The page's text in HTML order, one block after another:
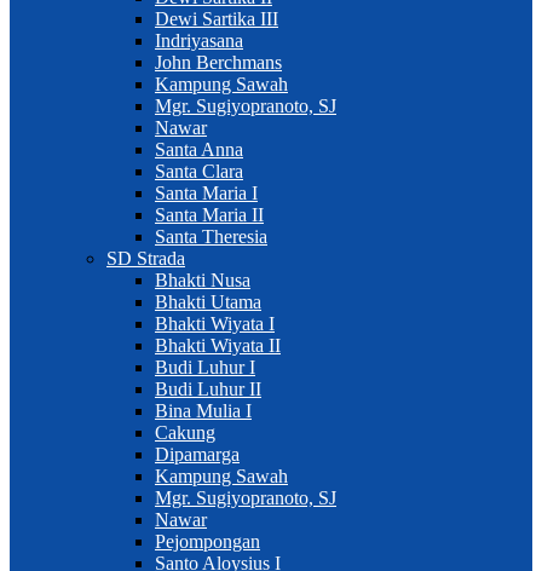
Dewi Sartika III
Indriyasana
John Berchmans
Kampung Sawah
Mgr. Sugiyopranoto, SJ
Nawar
Santa Anna
Santa Clara
Santa Maria I
Santa Maria II
Santa Theresia
SD Strada
Bhakti Nusa
Bhakti Utama
Bhakti Wiyata I
Bhakti Wiyata II
Budi Luhur I
Budi Luhur II
Bina Mulia I
Cakung
Dipamarga
Kampung Sawah
Mgr. Sugiyopranoto, SJ
Nawar
Pejompongan
Santo Aloysius I